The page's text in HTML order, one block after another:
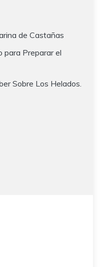
de Castañas
para Preparar el
Sobre Los Helados.